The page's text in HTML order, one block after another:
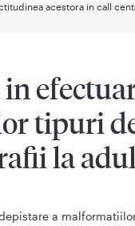
acestora in call
tipuri
la
a